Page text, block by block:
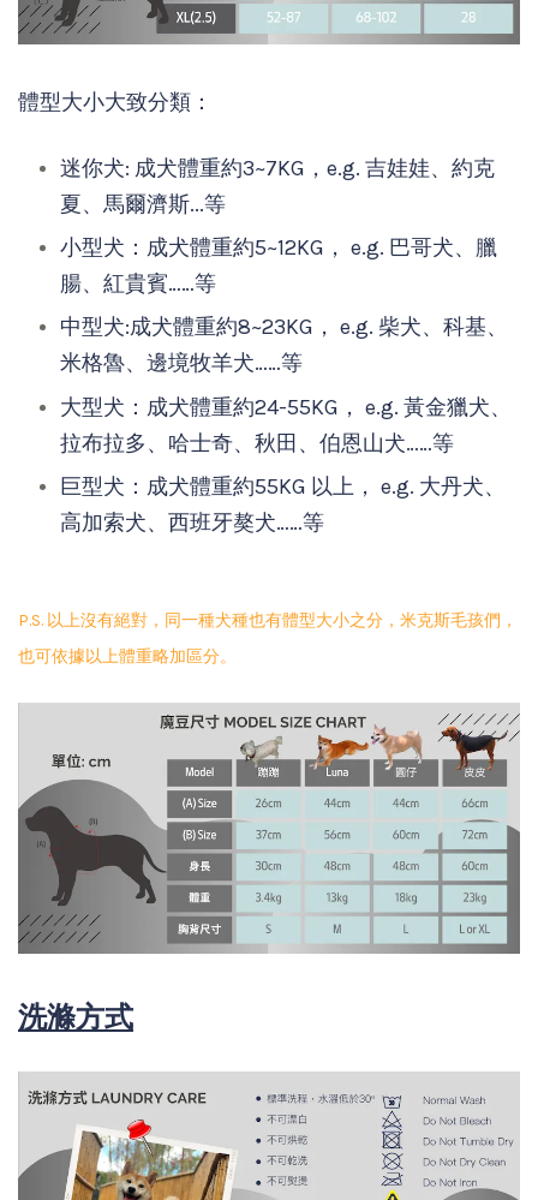
體型大小大致分類：
迷你犬: 成犬體重約3~7KG，e.g. 吉娃娃、約克
夏、馬爾濟斯...等
小型犬：成犬體重約5~12KG， e.g. 巴哥犬、臘
腸、紅貴賓……等
中型犬:成犬體重約8~23KG， e.g. 柴犬、科基、
米格魯、邊境牧羊犬……等
大型犬：成犬體重約24-55KG， e.g. 黃金獵犬、
拉布拉多、哈士奇、秋田、伯恩山犬……等
巨型犬：成犬體重約55KG 以上， e.g. 大丹犬、
高加索犬、西班牙獒犬……等
P.S. 以上沒有絕對，同一種犬種也有體型大小之分，米克斯毛孩們，
也可依據以上體重略加區分。
洗滌方式